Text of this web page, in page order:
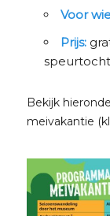
Voor
Prijs:
Bekijk
meivakantie